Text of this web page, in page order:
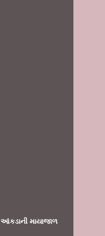
આંકડાની માયાજાળ